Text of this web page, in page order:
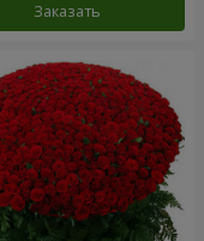
Заказать